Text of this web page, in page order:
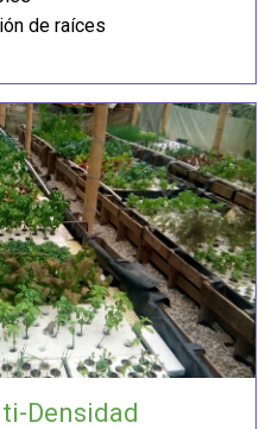
de raíces
Densidad